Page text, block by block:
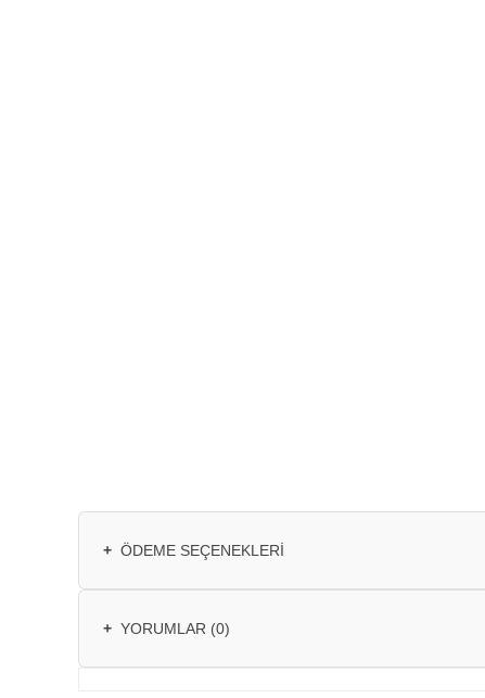
+ ÖDEME SEÇENEKLERI
+ YORUMLAR (0)